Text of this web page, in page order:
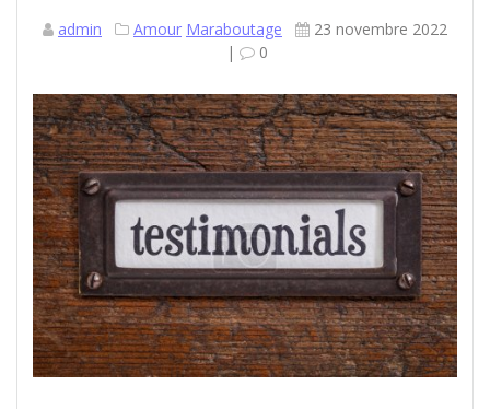
admin Amour Maraboutage
23 novembre 2022
|
0